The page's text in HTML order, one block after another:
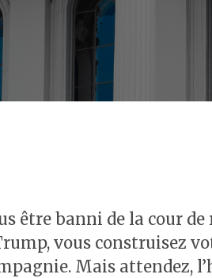
être banni de la cour de
vous construisez
Mais attendez,